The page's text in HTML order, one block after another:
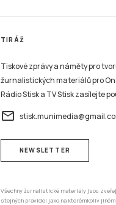
TIRÁŽ
Tiskové zprávy a náměty pro
žurnalistických materiálů pro
Rádio Stisk a TV Stisk zasílejte
email
NEWSLETTER
Všechny žurnalistické materiály jsou
stejných pravidel jako na kterémkoliv